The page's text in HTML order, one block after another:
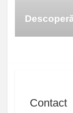
Contact